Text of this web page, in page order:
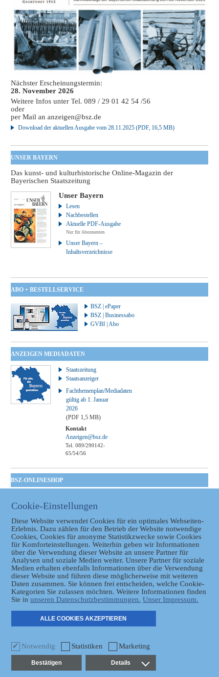
Nächster Erscheinungstermin:
28. November 2026
Weitere Infos unter Tel. 089 / 29 01 42 54 /56
oder
per Mail ananzeigen@bsz.de
Download der aktuellen Ausgabe vom 28.11.2025 (PDF, 16,5 MB)
UNSER BAYERN
Das kunst- und kulturhistorische Online-Magazin der
Bayerischen Staatszeitung
Unser Bayern
Lesen
Nachbestellen
Aktuelle PDF-Ausgabe
Nur für Abonnenten
Unser Bayern –
Inhaltsverzeichnisse
ABO + BESTELLSERVICE
BSZ | ePaper
BSZ | Businessabo
GVBI | Abo
ANZEIGEN MEDIADATEN
Staatszeitung
Staatsanzeiger
Fachthemenplan/Mediadaten
gültig ab 1. Januar
2026
(PDF 1,5 MB)
Kontakt
Anzeigen@bsz.de
Tel. 089/290142-
65/54/56
BSZ-ONLINESHOP
Taschenbuch
Datenschutz
Cookie-Einstellungen
Diese Website verwendet Cookies für ein optimales Webseiten-
Erlebnis. Dazu zählen für den Betrieb der Website notwendige
Cookies, Cookies für anonyme Statistikzwecke sowie Cookies
für Komforteinstellungen. Weiterhin geben wir Informationen
über die Verwendung dieser Website an unsere Partner für
Analysen und soziale Medien weiter. Unsere Partner für soziale
Medien erhalten ebenfalls Informationen über die Verwendung
dieser Website und führen diese möglicherweise mit weiteren
Daten zusammen. Sie können frei entscheiden, welche Cookie-
Kategorien Sie zulassen möchten. Weitere Informationen finden
Sie in unseren Datenschutzbestimmungen. Unser Impressum.
ALLE COOKIES AKZEPTIEREN
Notwendig Statistiken Marketing
Bestätigen Details